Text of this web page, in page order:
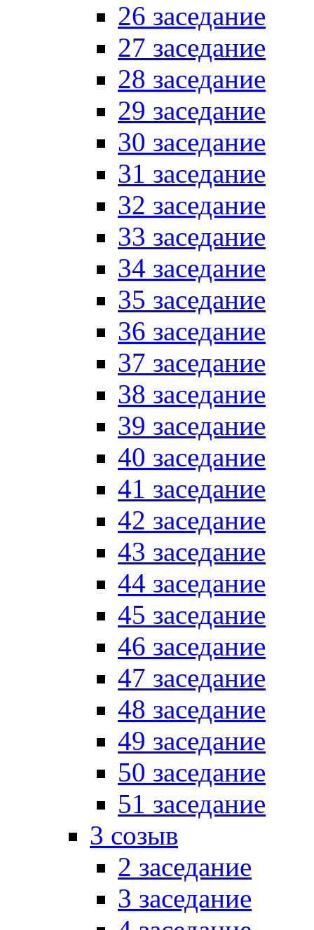
26 заседание
27 заседание
28 заседание
29 заседание
30 заседание
31 заседание
32 заседание
33 заседание
34 заседание
35 заседание
36 заседание
37 заседание
38 заседание
39 заседание
40 заседание
41 заседание
42 заседание
43 заседание
44 заседание
45 заседание
46 заседание
47 заседание
48 заседание
49 заседание
50 заседание
51 заседание
3 созыв
2 заседание
3 заседание